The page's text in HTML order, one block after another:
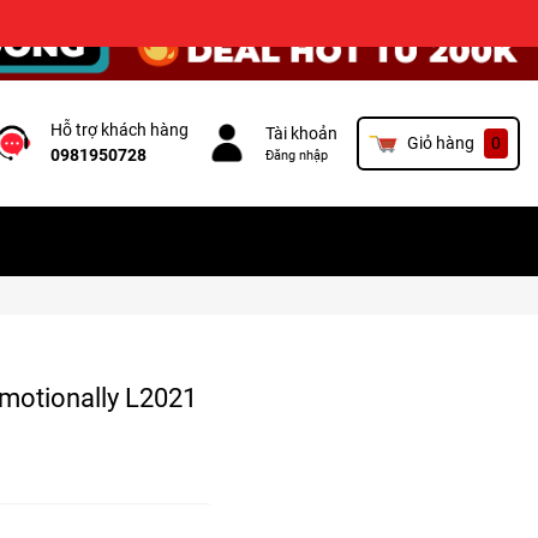
Hỗ trợ khách hàng
0981950728
Tài khoản
Đăng nhập
Giỏ hàng 0
L2021